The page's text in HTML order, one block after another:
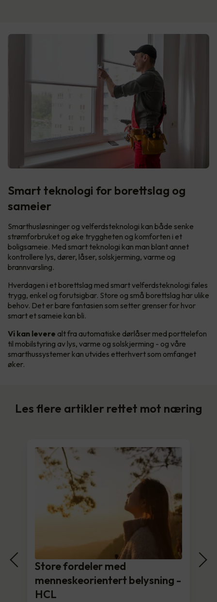
Smart teknologi for borettslag og
sameier
Smarthusløsninger og velferdsteknologi kan både senke
strømforbruket og øke tryggheten og komforten i et
boligsameie. Med smart teknologi kan man blant annet
kontrollere lys, dører, låser, solskjerming, varme og
brannvarsling.
Hverdagen i et borettslag med smart velferdsteknologi føles
trygg, enkel og forutsigbar. Store og små borettslag har ulike
behov. Det er bare fantasien som setter grenser for hvor
smart et sameie kan bli.
Vi kan levere alt fra automatiske dørlåser med porttelefon
til mobilstyring av lys, varme og solskjerming - og våre
smarthussystemer kan utvides etterhvert som omfanget
øker.
Les flere artikler rettet mot næring
Store fordeler med
menneskeorientert belysning -
HCL